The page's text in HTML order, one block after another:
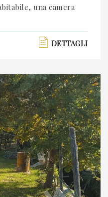
una camera
DETTAGLI